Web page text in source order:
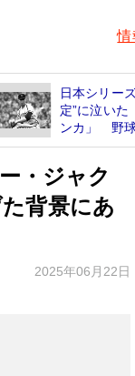
情
日本シリー
定”に泣いた
ンカ」 野球
・ジャク
背景にあ
2025年06月22日